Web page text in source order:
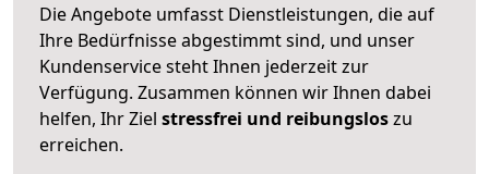
Die Angebote umfasst Dienstleistungen, die auf
Ihre Bedürfnisse abgestimmt sind, und unser
Kundenservice steht Ihnen jederzeit zur
Verfügung. Zusammen können wir Ihnen dabei
helfen, Ihr Ziel stressfrei und reibungsloszu
erreichen.